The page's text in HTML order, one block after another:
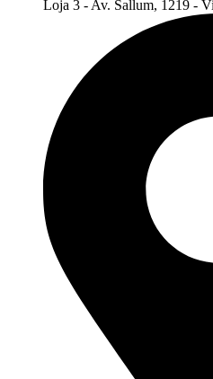
Loja 3 - Av. Sallum, 1219 -